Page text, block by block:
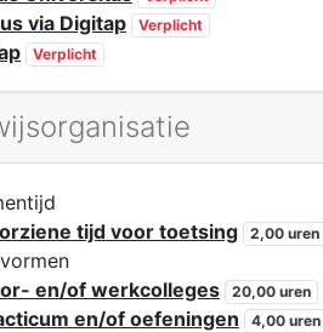
via Digitap Verplicht
Verplicht
tijd voor toetsing
2,00 uren
en/of werkcolleges
20,00 uren
en/of oefeningen 4,00 uren